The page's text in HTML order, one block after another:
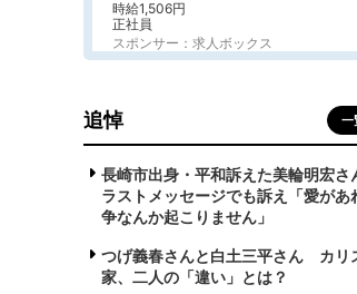
時給1,506円
正社員
スポンサー：求人ボックス
追悼 一
長崎市出身・平和訴えた美輪明宏
ラストメッセージでも訴え「愛が
争なんか起こりません」
つげ義春さんと白土三平さん カリ
家、二人の「違い」とは？